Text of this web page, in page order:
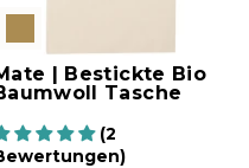
| Bestickte Bio
Tasche
(2